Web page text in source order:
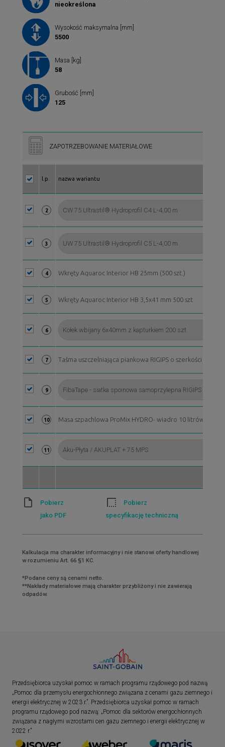
nieokreślona
Wysokość maksymalna [mm]
5500
Masa [kg]
58
Grubość [mm]
125
ZAPOTRZEBOWANIE MATERIAŁOWE
l.p. nazwa wariantu
2
3
4 Wkręty Aquaroc Interior HB 25mm (500 szt.)
5 Wkręty Aquaroc Interior HB 3,5x41 mm 500 szt
6
7 Taśma uszczelniająca piankowa RIGIPS o szerkości 50
9
10 Masa szpachlowa ProMix HYDRO- wiadro 10 litrów*
11
Pobierz
jako PDF
Pobierz
specyfikację techniczną
Kalkulacja ma charakter informacyjny i nie stanowi oferty handlowej
w rozumieniu Art. 66 §1 KC.
*Podane ceny są cenami netto.
**Nakłady materiałowe mają charakter przybliżony i nie zawierają
odpadów.
Przedsiębiorca uzyskał pomoc w ramach programu rządowego pod nazwą
„Pomoc dla przemysłu energochłonnego związana z cenami gazu ziemnego i
energii elektrycznej w 2023 r.”. Przedsiębiorca uzyskał pomoc w ramach
programu rządowego pod nazwą: „Pomoc dla sektorów energochłonnych
związana z nagłymi wzrostami cen gazu ziemnego i energii elektrycznej w
2022 r.”